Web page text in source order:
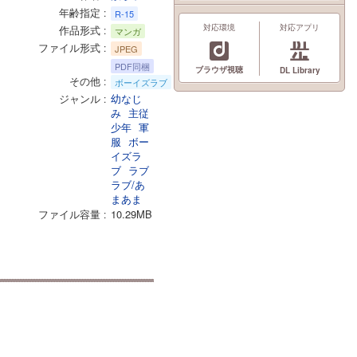
年齢指定
R-15
作品形式 マンガ
ファイル形式
JPEG
PDF同梱
その他 ボーイズラブ
ジャンル
幼なじ
み 主従
少年 軍
服 ボー
イズラ
ブ ラブ
ラブ/あ
まあま
ファイル容量
10.29MB
対応環境
ブラウザ視聴
対応アプリ
DL Library